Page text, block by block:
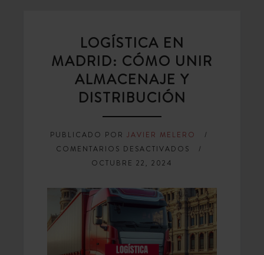
LOGÍSTICA EN
MADRID: CÓMO UNIR
ALMACENAJE Y
DISTRIBUCIÓN
PUBLICADO POR JAVIER MELERO
COMENTARIOS DESACTIVADOS EN
MADRID:
CÓMO
UNIR
ALMACENAJE
Y
OCTUBRE 22, 2024